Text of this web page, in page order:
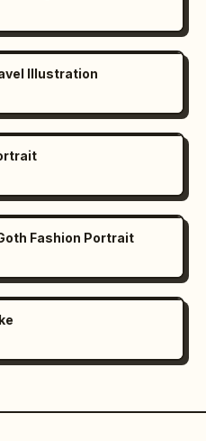
Illustration
Fashion Portrait